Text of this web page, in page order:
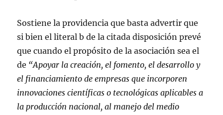
Sostiene la providencia que basta advertir que
si bien el literal b de la citada disposición prevé
que cuando el propósito de la asociación sea el
de “Apoyar la creación, el fomento, el desarrollo y
el financiamiento de empresas que incorporen
innovaciones científicas o tecnológicas aplicables a
la producción nacional, al manejo del medio